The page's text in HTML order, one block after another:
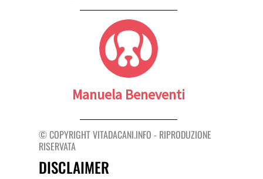
Manuela Beneventi
© COPYRIGHT VITADACANI.INFO - RIPRODUZIONE
RISERVATA
DISCLAIMER